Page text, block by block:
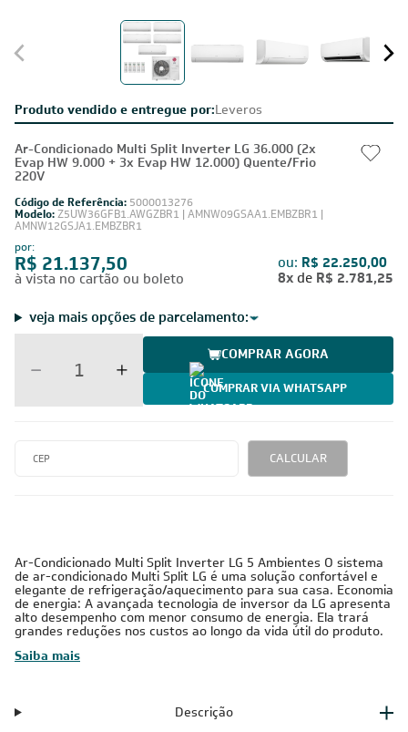
Produto vendido e entregue por:Leveros
Ar-Condicionado Multi Split Inverter LG 36.000 (2x
Evap HW 9.000 + 3x Evap HW 12.000) Quente/Frio
220V
Código de Referência: 5000013276
Modelo:Z5UW36GFB1.AWGZBR1 | AMNW09GSAA1.EMBZBR1 |
AMNW12GSJA1.EMBZBR1
por:
R$ 21.137,50
à vista no cartão ou boleto
ou: R$ 22.250,00
8x de R$ 2.781,25
veja mais opções de parcelamento:
COMPRAR AGORA
COMPRAR VIA WHATSAPP
CALCULAR
Ar-Condicionado Multi Split Inverter LG 5 Ambientes O sistema
de ar-condicionado Multi Split LG é uma solução confortável e
elegante de refrigeração/aquecimento para sua casa. Economia
de energia: A avançada tecnologia de inversor da LG apresenta
alto desempenho com menor consumo de energia. Ela trará
grandes reduções nos custos ao longo da vida útil do produto.
Saiba mais
Descrição